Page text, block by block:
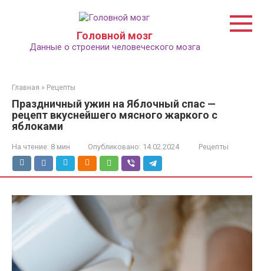
Головной мозг
Данные о строении человеческого мозга
Главная » Рецепты
Праздничный ужин на Яблочный спас —
рецепт вкуснейшего мясного жаркого с
яблоками
На чтение: 8 мин Опубликовано: 14.02.2024 Рецепты